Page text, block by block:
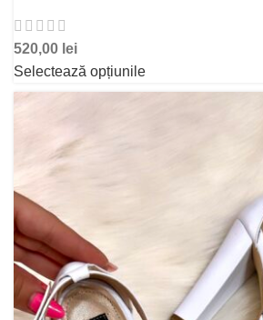
520,00 lei
Selectează opțiunile